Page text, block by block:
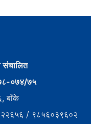
संचालित
०७४/७५
बाँके
/ ९८५६०३९६०२